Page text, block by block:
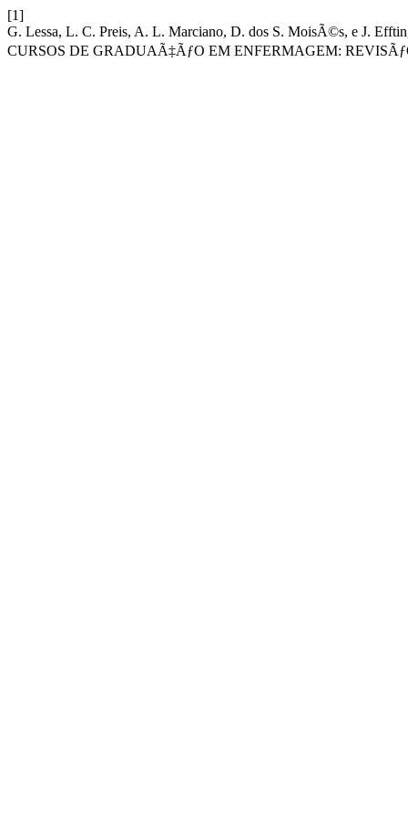
[1]
G. Lessa, L. C. Preis, A. L. Marciano, D. dos S. MoisÃ©s, e J.
CURSOS DE GRADUAÃ‡ÃƒO EM ENFERMAGEM: